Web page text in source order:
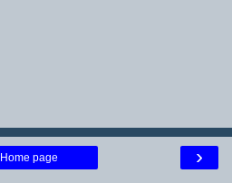
›
Home page